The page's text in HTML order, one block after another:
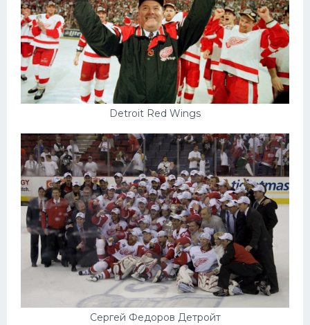
Detroit Red Wings
Сергей Федоров Детройт